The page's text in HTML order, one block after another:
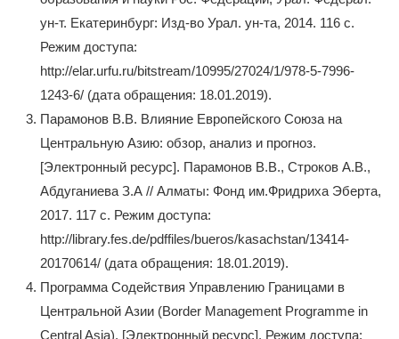
ун-т. Екатеринбург: Изд‑во Урал. ун-та, 2014. 116 с.
Режим доступа:
http://elar.urfu.ru/bitstream/10995/27024/1/978-5-7996-
1243-6/ (дата обращения: 18.01.2019).
Парамонов В.В. Влияние Европейского Союза на
Центральную Азию: обзор, анализ и прогноз.
[Электронный ресурс]. Парамонов В.В., Строков А.В.,
Абдуганиева З.А // Алматы: Фонд им.Фридриха Эберта,
2017. 117 с. Режим доступа:
http://library.fes.de/pdffiles/bueros/kasachstan/13414-
20170614/ (дата обращения: 18.01.2019).
Программа Содействия Управлению Границами в
Центральной Азии (Border Management Programme in
Central Asia). [Электронный ресурс]. Режим доступа: